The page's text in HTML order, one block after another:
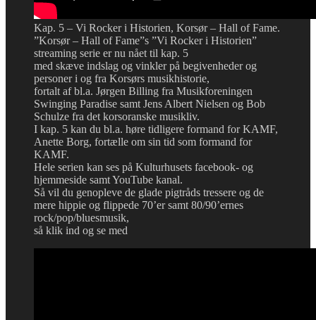
Kap. 5 – Vi Rocker i Historien, Korsør – Hall of Fame.
”Korsør – Hall of Fame”s ”Vi Rocker i Historien”
streaming serie er nu nået til kap. 5
med skæve indslag og vinkler på begivenheder og
personer i og fra Korsørs musikhistorie,
fortalt af bl.a. Jørgen Billing fra Musikforeningen
Swinging Paradise samt Jens Albert Nielsen og Bob
Schulze fra det korsoranske musikliv.
I kap. 5 kan du bl.a. høre tidligere formand for KAMF,
Anette Borg, fortælle om sin tid som formand for
KAMF.
Hele serien kan ses på Kulturhusets facebook- og
hjemmeside samt YouTube kanal.
Så vil du genopleve de glade pigtråds tressere og de
mere hippie og flippede 70’er samt 80/90’ernes
rock/pop/bluesmusik,
så klik ind og se med